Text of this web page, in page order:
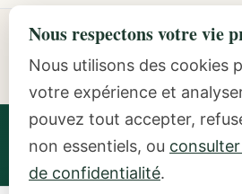
Explore Mindful Money
Programmes, archetypes, the Inside-
resources.
Ilana Jankowitz · Certified Money
Practitioner · Inside-Out Money
Featured Speaker at
Nous respectons votre vie
Nous utilisons des cookies
votre expérience et
pouvez tout accepter,
non essentiels, ou
de confidentialité.